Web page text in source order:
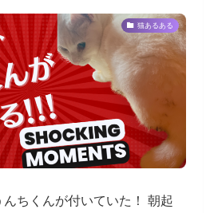
猫あるある
ちくんが付いていた！ 朝起